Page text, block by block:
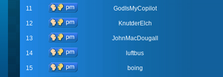
11 GodIsMyCopilot
12 KnutderElch
13 JohnMacDougall
14 luftbus
15 boing